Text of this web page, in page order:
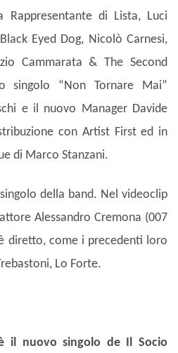
di Lista, Luci
Eyed Dog, Nicolò Carnesi,
Cammarata & The Second
singolo “Non Tornare Mai”
e il nuovo Manager Davide
con Artist First ed in
di Marco Stanzani.
della band. Nel videoclip
Alessandro Cremona (007
diretto, come i precedenti loro
Lo Forte.
il nuovo singolo de Il Socio